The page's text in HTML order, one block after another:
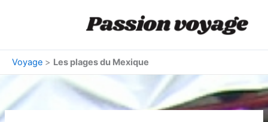
Voyage > Les plages du Mexique